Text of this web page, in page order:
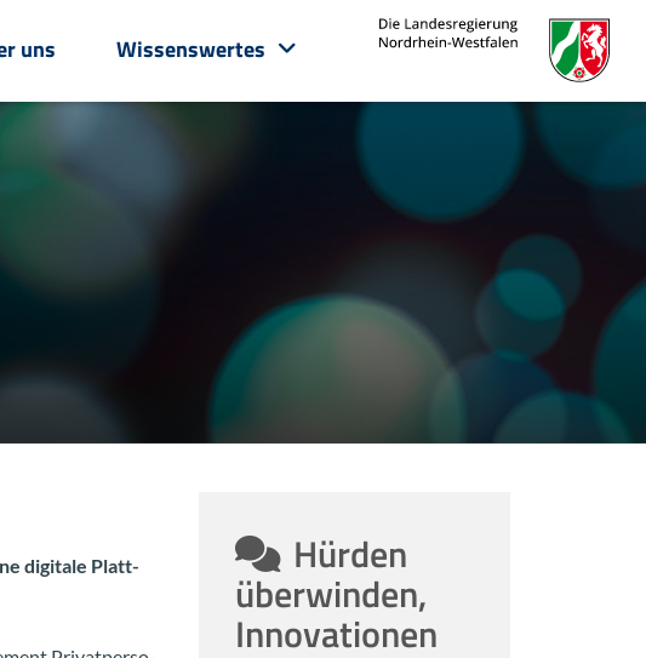
uns Wissenswertes
di­gi­ta­le Platt­
Hür­den
über­win­den,
In­no­va­tio­nen